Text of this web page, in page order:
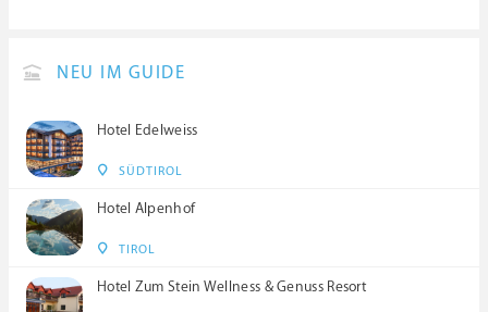
NEU IM GUIDE
Hotel Edelweiss
SÜDTIROL
Hotel Alpenhof
TIROL
Hotel Zum Stein Wellness & Genuss Resort